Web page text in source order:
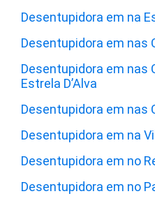
Desentupidora em na
Desentupidora em nas
Desentupidora em nas
Estrela D’Alva
Desentupidora em nas
Desentupidora em na
Desentupidora em no
Desentupidora em no